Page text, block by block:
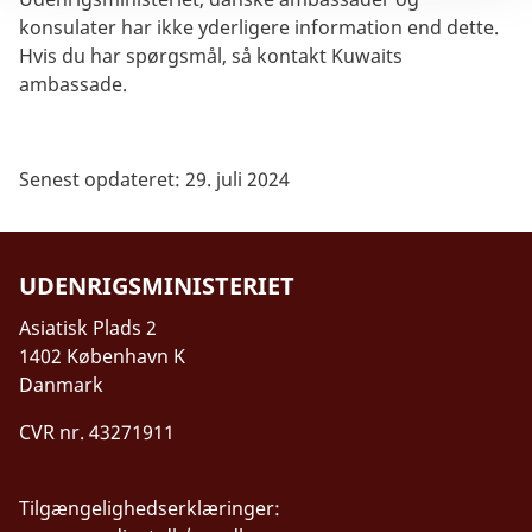
konsulater har ikke yderligere information end dette.
Hvis du har spørgsmål, så kontakt Kuwaits
ambassade.
Senest opdateret: 29. juli 2024
UDENRIGSMINISTERIET
Asiatisk Plads 2
1402 København K
Danmark
CVR nr. 43271911
Tilgængelighedserklæringer: